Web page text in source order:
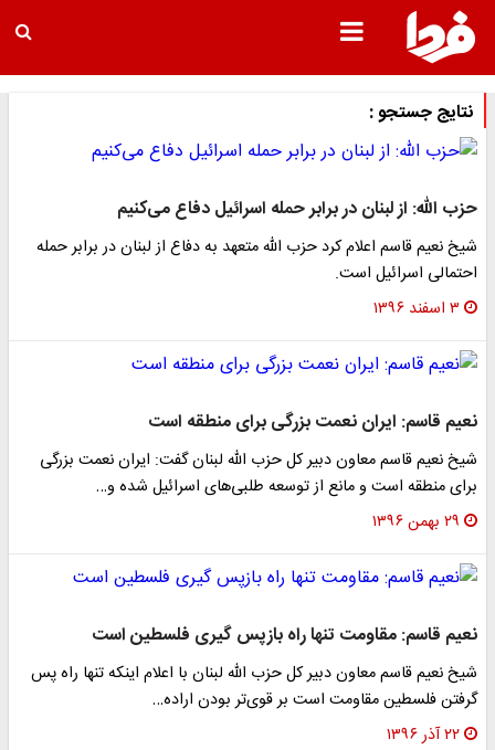
نتایج جستجو :
حزب الله: از لبنان در برابر حمله اسرائیل دفاع می‌کنیم
شیخ نعیم قاسم اعلام کرد حزب الله متعهد به دفاع از لبنان در برابر حمله
احتمالی اسرائیل است.
۳ اسفند ۱۳۹۶
نعیم قاسم: ایران نعمت بزرگی برای منطقه است
شیخ نعیم قاسم معاون دبیر کل حزب الله لبنان گفت: ایران نعمت بزرگی
برای منطقه است و مانع از توسعه طلبی‌های اسرائیل شده و…
۲۹ بهمن ۱۳۹۶
نعیم قاسم: مقاومت تنها راه بازپس گیری فلسطین است
شیخ نعیم قاسم معاون دبیر کل حزب الله لبنان با اعلام اینکه تنها راه پس
گرفتن فلسطین مقاومت است بر قوی‌تر بودن اراده…
۲۲ آذر ۱۳۹۶